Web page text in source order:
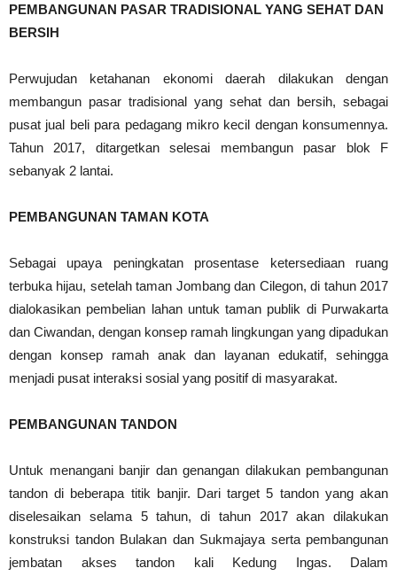
PEMBANGUNAN PASAR TRADISIONAL YANG SEHAT DAN
BERSIH
Perwujudan ketahanan ekonomi daerah dilakukan dengan
membangun pasar tradisional yang sehat dan bersih, sebagai
pusat jual beli para pedagang mikro kecil dengan konsumennya.
Tahun 2017, ditargetkan selesai membangun pasar blok F
sebanyak 2 lantai.
PEMBANGUNAN TAMAN KOTA
Sebagai upaya peningkatan prosentase ketersediaan ruang
terbuka hijau, setelah taman Jombang dan Cilegon, di tahun 2017
dialokasikan pembelian lahan untuk taman publik di Purwakarta
dan Ciwandan, dengan konsep ramah lingkungan yang dipadukan
dengan konsep ramah anak dan layanan edukatif, sehingga
menjadi pusat interaksi sosial yang positif di masyarakat.
PEMBANGUNAN TANDON
Untuk menangani banjir dan genangan dilakukan pembangunan
tandon di beberapa titik banjir. Dari target 5 tandon yang akan
diselesaikan selama 5 tahun, di tahun 2017 akan dilakukan
konstruksi tandon Bulakan dan Sukmajaya serta pembangunan
jembatan akses tandon kali Kedung Ingas. Dalam